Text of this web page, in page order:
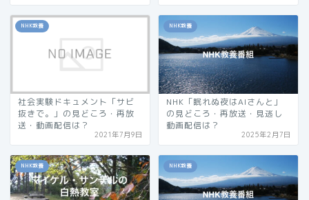
NHK教養
社会実験ドキュメント「サビ
抜きで。」の見どころ・再放
送・動画配信は？
2021年7月9日
NHK教養
NHK「眠れぬ夜はAIさんと」
の見どころ・再放送・見逃し
動画配信は？
2025年2月7日
NHK教養 NHK教養